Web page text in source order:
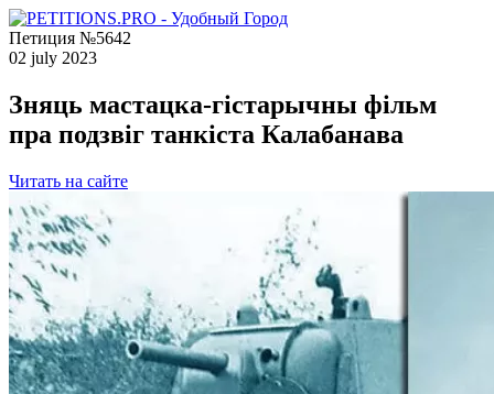
Петиция №5642
02 july 2023
Зняць мастацка-гістарычны фільм
пра подзвіг танкіста Калабанава
Читать на сайте